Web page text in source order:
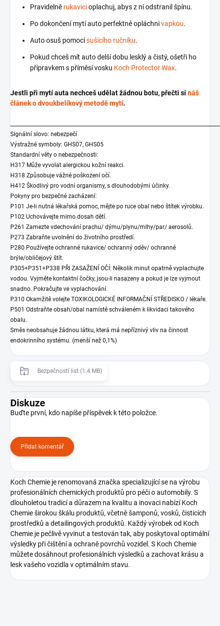
Pravidelně rukavicioplachuj, abys z ní odstranil špínu.
Po dokončení mytí auto perfektně opláchnivapkou.
Auto osuš pomocísušicího ručníku.
Pokud chceš mít auto delší dobu lesklý a čistý, ošetři ho
přípravkem s příměsí vosku Koch Protector Wax.
Jestli při mytí auta nechceš udělat žádnou botu, přečti si náš
článek o dvoukbelíkový metodě mytí.
Signální slovo: nebezpečí
Výstražné symboly: GHS07, GHS05
Standardní věty o nebezpečnosti:
H317 Může vyvolat alergickou kožní reakci.
H318 Způsobuje vážné poškození očí.
H412 Škodlivý pro vodní organismy, s dlouhodobými účinky.
Pokyny pro bezpečné zacházení:
P101 Je-li nutná lékařská pomoc, mějte po ruce obal nebo štítek výrobku.
P102 Uchovávejte mimo dosah dětí.
P261 Zamezte vdechování prachu/ dýmu/plynu/mlhy/par/ aerosolů.
P273 Zabraňte uvolnění do životního prostředí.
P280 Používejte ochranné rukavice/ ochranný oděv/ ochranné
brýle/obličejový štít.
P305+P351+P338 PŘI ZASAŽENÍ OČÍ: Několik minut opatrně vyplachujte
vodou. Vyjměte kontaktní čočky, jsou-li nasazeny a pokud je lze vyjmout
snadno. Pokračujte ve vyplachování.
P310 Okamžitě volejte TOXIKOLOGICKÉ INFORMAČNÍ STŘEDISKO / lékaře.
P501 Odstraňte obsah/obal namístě schváleném k likvidaci takového
obalu.
Směs neobsahuje žádnou látku, která má nepříznivý vliv na činnost
endokrinního systému. (menší než 0,1%)
Bezpečností list (1.4 MB)
Diskuze
Buďte první, kdo napíše příspěvek k této položce.
Přidat komentář
Koch Chemie je renomovaná značka specializující se na výrobu
profesionálních chemických produktů pro péči o automobily. S
dlouholetou tradicí a důrazem na kvalitu a inovaci nabízí Koch
Chemie širokou škálu produktů, včetně šamponů, vosků, čisticích
prostředků a detailingových produktů. Každý výrobek od Koch
Chemie je pečlivě vyvinut a testován tak, aby poskytoval optimální
výsledky při čištění a ochraně povrchů vozidel. S Koch Chemie
můžete dosáhnout profesionálních výsledků a zachovat krásu a
lesk vašeho vozidla v optimálním stavu.